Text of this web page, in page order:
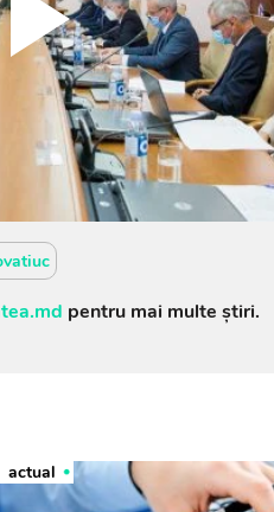
pentru mai multe știri.
actual